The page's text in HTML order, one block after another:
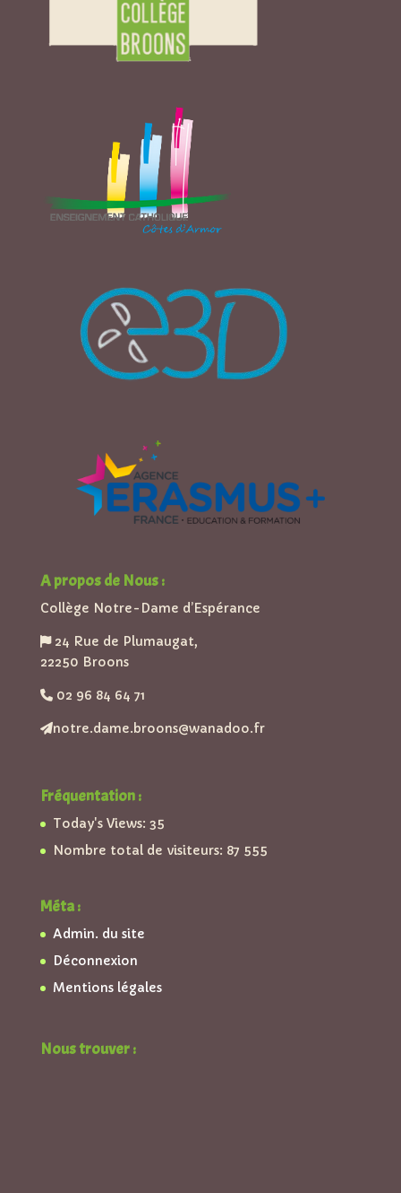
A propos de Nous :
Collège Notre-Dame d’Espérance
24 Rue de Plumaugat,
22250 Broons
02 96 84 64 71
notre.dame.broons@wanadoo.fr
Fréquentation :
Today's Views: 35
Nombre total de visiteurs: 87 555
Méta :
Admin. du site
Déconnexion
Mentions légales
Nous trouver :